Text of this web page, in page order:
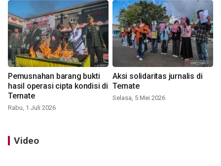
Pemusnahan barang bukti
hasil operasi cipta kondisi di
Ternate
Rabu, 1 Juli 2026
Aksi solidaritas jurnalis di
Ternate
Selasa, 5 Mei 2026
Video